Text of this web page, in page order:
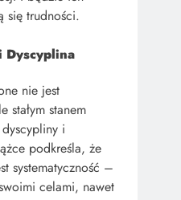
się trudności.
Dyscyplina
nie jest
stałym stanem
i
podkreśla, że
systematyczność –
celami, nawet